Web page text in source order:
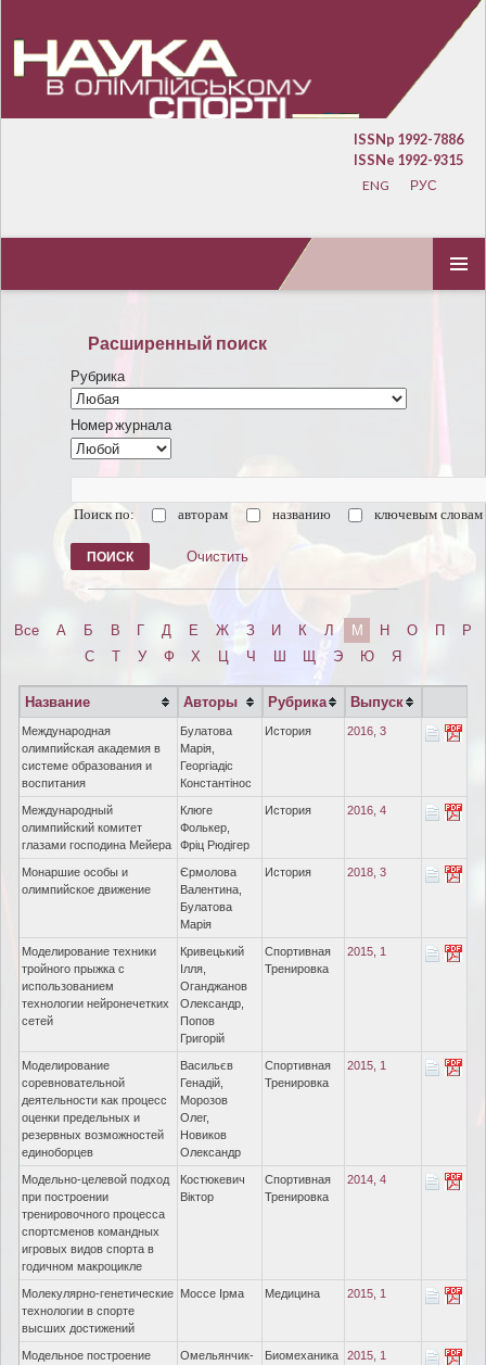
ISSNp 1992-7886
ISSNe 1992-9315
ENG РУС
Расширенный поиск
Рубрика
Номер журнала
Поиск по: авторам названию ключевым словам
Очистить
Все А Б В Г Д Е Ж З И К Л М Н О П
Р
С
Т У Ф Х Ц Ч Ш Щ Э Ю Я
Название Авторы Рубрика Выпуск
Международная
олимпийская академия в
системе образования и
воспитания
Булатова
Марія,
Георгіадіс
Константінос
История 2016, 3
Международный
олимпийский комитет
глазами господина Мейера
Клюге
Фолькер,
Фріц Рюдігер
История 2016, 4
Монаршие особы и
олимпийское движение
Єрмолова
Валентина,
Булатова
Марія
История 2018, 3
Моделирование техники
тройного прыжка с
использованием
технологии нейронечетких
сетей
Кривецький
Ілля,
Оганджанов
Олександр,
Попов
Григорій
Спортивная
Тренировка
2015, 1
Моделирование
соревновательной
деятельности как процесс
оценки предельных и
резервных возможностей
единоборцев
Васильєв
Генадій,
Морозов
Олег,
Новиков
Олександр
Спортивная
Тренировка
2015, 1
Модельно-целевой подход
при построении
тренировочного процесса
спортсменов командных
игровых видов спорта в
годичном макроцикле
Костюкевич
Віктор
Спортивная
Тренировка
2014, 4
Молекулярно-генетические
технологии в спорте
высших достижений
Моссе Ірма Медицина 2015, 1
Модельное построение
Омельянчик-
Биомеханика 2015, 1